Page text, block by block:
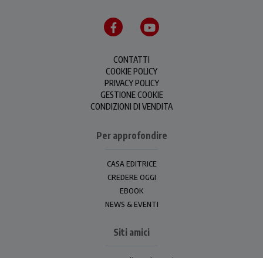
CONTATTI
COOKIE POLICY
PRIVACY POLICY
GESTIONE COOKIE
CONDIZIONI DI VENDITA
Per approfondire
CASA EDITRICE
CREDERE OGGI
EBOOK
NEWS & EVENTI
Siti amici